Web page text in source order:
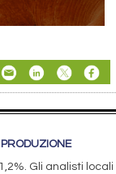
Gli analisti locali